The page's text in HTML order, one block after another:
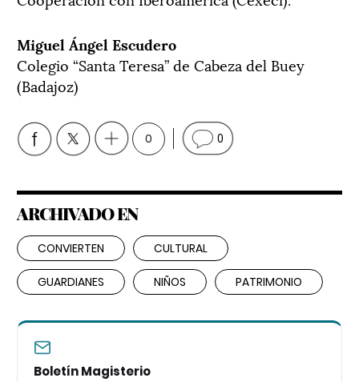
Miguel Ángel Escudero
Colegio “Santa Teresa” de Cabeza del Buey
(Badajoz)
0 0
ARCHIVADO EN
CONVIERTEN CULTURAL
GUARDIANES NIÑOS PATRIMONIO
Boletín Magisterio